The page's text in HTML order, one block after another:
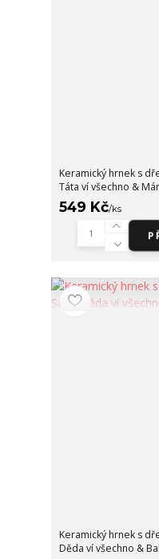
Keramický hrnek s
Táta ví všechno &
549 Kč/ks
Keramický hrnek s
Děda ví všechno &